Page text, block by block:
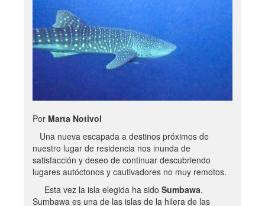
Por Marta Notivol
Una nueva escapada a destinos próximos de
nuestro lugar de residencia nos inunda de
satisfacción y deseo de continuar descubriendo
lugares autóctonos y cautivadores no muy remotos.
Esta vez la isla elegida ha sido Sumbawa.
Sumbawa es una de las islas de la hilera de las